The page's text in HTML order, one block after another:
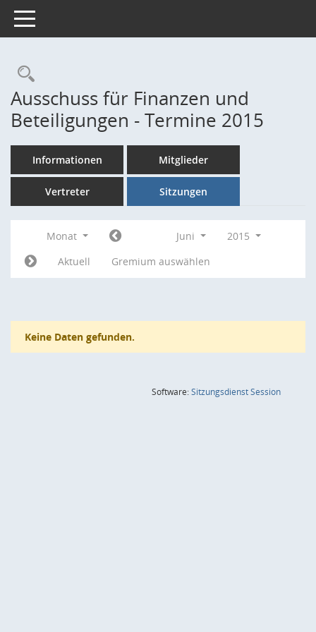
Toggle navigation
Rechercheauswahl
Ausschuss für Finanzen und
Beteiligungen - Termine 2015
Informationen Mitglieder
Vertreter Sitzungen
Monat Juni
2015
Aktuell
Gremium auswählen
Keine Daten gefunden.
Software:SitzungsdienstSession(Wird in